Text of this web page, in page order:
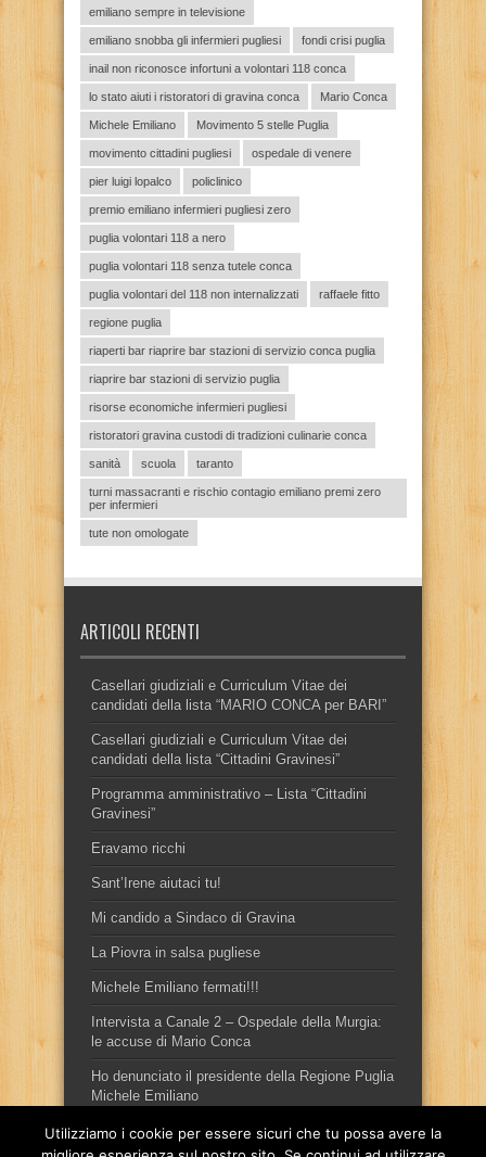
emiliano sempre in televisione
emiliano snobba gli infermieri pugliesi fondi crisi puglia
inail non riconosce infortuni a volontari 118 conca
lo stato aiuti i ristoratori di gravina conca Mario Conca
Michele Emiliano Movimento 5 stelle Puglia
movimento cittadini pugliesi ospedale di venere
pier luigi lopalco policlinico
premio emiliano infermieri pugliesi zero
puglia volontari 118 a nero
puglia volontari 118 senza tutele conca
puglia volontari del 118 non internalizzati raffaele fitto
regione puglia
riaperti bar riaprire bar stazioni di servizio conca puglia
riaprire bar stazioni di servizio puglia
risorse economiche infermieri pugliesi
ristoratori gravina custodi di tradizioni culinarie conca
sanità scuola taranto
turni massacranti e rischio contagio emiliano premi zero
per infermieri
tute non omologate
ARTICOLI RECENTI
Casellari giudiziali e Curriculum Vitae dei
candidati della lista “MARIO CONCA per BARI”
Casellari giudiziali e Curriculum Vitae dei
candidati della lista “Cittadini Gravinesi”
Programma amministrativo – Lista “Cittadini
Gravinesi”
Eravamo ricchi
Sant’Irene aiutaci tu!
Mi candido a Sindaco di Gravina
La Piovra in salsa pugliese
Michele Emiliano fermati!!!
Intervista a Canale 2 – Ospedale della Murgia:
le accuse di Mario Conca
Ho denunciato il presidente della Regione Puglia
Michele Emiliano
Utilizziamo i cookie per essere sicuri che tu possa avere la